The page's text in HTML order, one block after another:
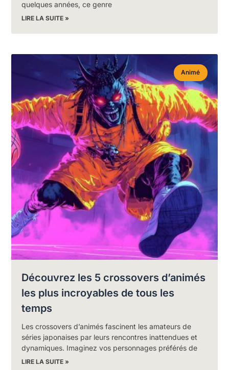
quelques années, ce genre
LIRE LA SUITE »
Animé
Découvrez les 5 crossovers d’animés
les plus incroyables de tous les
temps
Les crossovers d’animés fascinent les amateurs de
séries japonaises par leurs rencontres inattendues et
dynamiques. Imaginez vos personnages préférés de
LIRE LA SUITE »